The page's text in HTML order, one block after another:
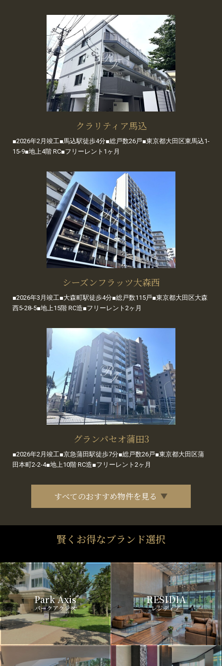
クラリティア馬込
■2026年2月竣工■馬込駅徒歩4分■総戸数26戸■東京都大田区東馬込1-
15-9■地上4階 RC■フリーレント1ヶ月
シーズンフラッツ大森西
■2026年3月竣工■大森町駅徒歩4分■総戸数115戸■東京都大田区大森
西5-28-5■地上15階 RC造■フリーレント2ヶ月
グランパセオ蒲田3
■2026年2月竣工■京急蒲田駅徒歩7分■総戸数26戸■東京都大田区蒲
田本町2-2-4■地上10階 RC造■フリーレント2ヶ月
すべてのおすすめ物件を見る
賢くお得なブランド選択
Park Axis
パークアクシス
RESIDIA
レジディア